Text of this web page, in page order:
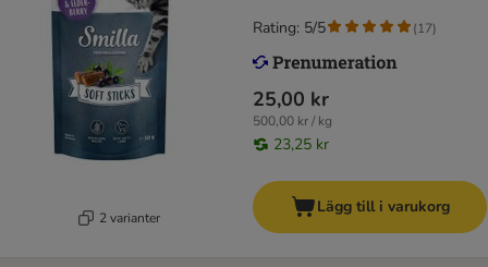
2 varianter
25,00 kr
500,00 kr / kg
23,25 kr
Rating: 5/5 (17)
Lägg till i varukorg